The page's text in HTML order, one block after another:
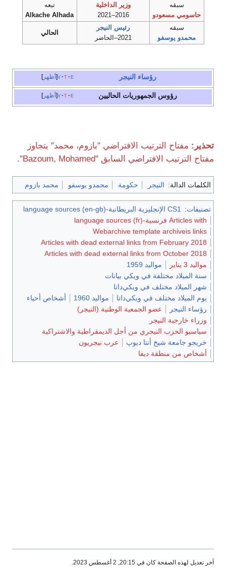
سبقه
حاسومي مسعودو
وزير الداخلية
2016–2021
تبعه
Alkache Alhada
سبقه
محمدو يوسفو
رئيس النيجر
2021–الحاضر
الحالي
أظهر v t e رؤساء النيجر
أظهر v t e رؤوس الجمهوريات الحاليين
تحذير: مفتاح الترتيب الافتراضي "بازوم، محمد" يتجاوز
مفتاح الترتيب الافتراضي السابق "Bazoum, Mohamed".
الكلمات الدالة: النيجر حكومة محمدو يوسفو محمد بازوم
تصنيفات:
CS1 الإنجليزية البريطانية-language sources (en-gb)
Articles with فرنسية-language sources (fr)
Webarchive template archiveis links
Articles with dead external links from February 2018
Articles with dead external links from October 2018
مواليد 3 يناير
مواليد 1959
سنة الميلاد مختلفة في ويكي بيانات
شهر الميلاد مختلف في ويكي‌داتا
يوم الميلاد مختلف في ويكي‌داتا
مواليد 1960
أشخاص أحياء
رؤساء النيجر
عضو الجمعية الوطنية (النيجر)
وزراء خارجية النيجر
سياسيو الحزب النيجري من أجل الديمقراطية والاشتراكية
خريجو جامعة شيخ أنتا ديوپ
عرب نيجريون
أشخاص من منطقة ديفا
آخر تعديل لهذه الصفحة كان في 20:15, 2 أغسطس 2023.